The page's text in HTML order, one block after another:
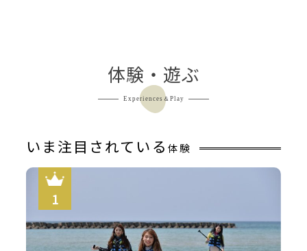
体験・遊ぶ
Experiences＆Play
いま注目されている 体験